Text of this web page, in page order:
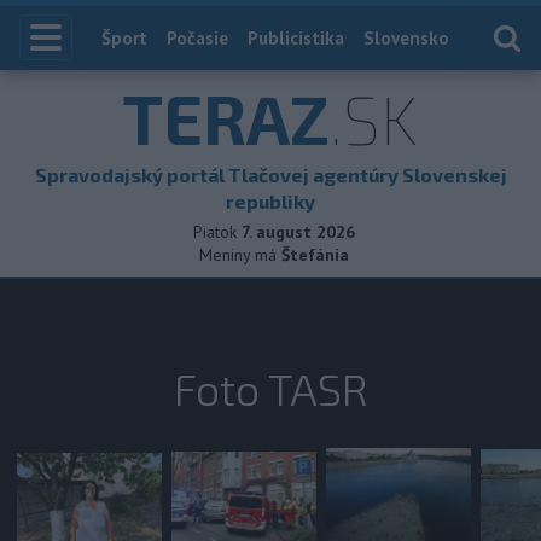
Index
Šport Počasie Publicistika Slovensko
TERAZ.SK
Spravodajský portál Tlačovej agentúry Slovenskej
republiky
Piatok 7. august 2026
Meniny má Štefánia
Foto TASR